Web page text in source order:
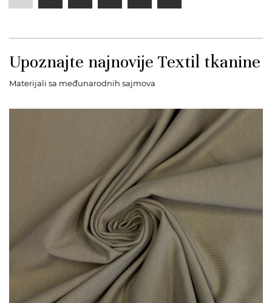
Upoznajte najnovije Textil tkanine
Materijali sa međunarodnih sajmova